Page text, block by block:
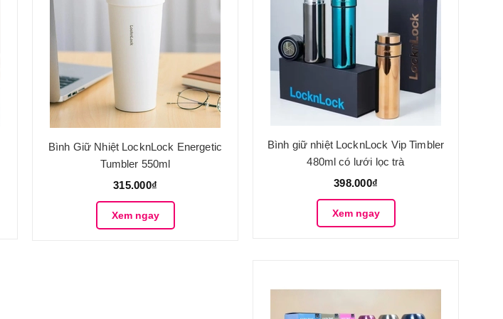
Bình Giữ Nhiệt LocknLock Energetic
Tumbler 550ml
315.000₫
Xem ngay
Bình giữ nhiệt LocknLock Vip Timbler
480ml có lưới lọc trà
398.000₫
Xem ngay